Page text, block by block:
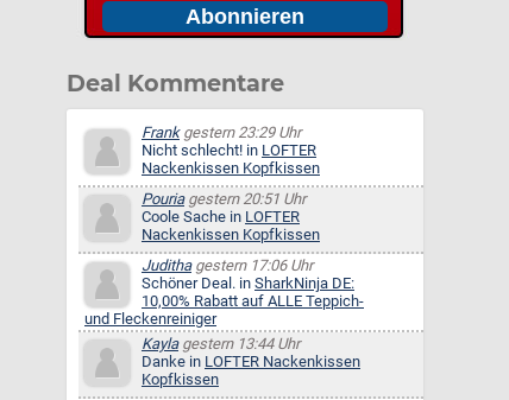
Deal Kommentare
Frankgestern 23:29 Uhr
Nicht schlecht! in LOFTER
Nackenkissen Kopfkissen
Pouriagestern 20:51 Uhr
Coole Sache in LOFTER
Nackenkissen Kopfkissen
Judithagestern 17:06 Uhr
Schöner Deal. in SharkNinja DE:
10,00% Rabatt auf ALLE Teppich-
und Fleckenreiniger
Kaylagestern 13:44 Uhr
Danke in LOFTER Nackenkissen
Kopfkissen